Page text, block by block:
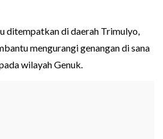
ditempatkan di daerah Trimulyo,
mengurangi genangan di sana
wilayah Genuk.